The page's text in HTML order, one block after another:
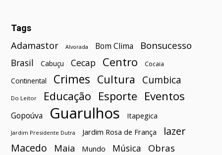
Tags
Adamastor Alvorada Bom Clima Bonsucesso
Brasil Cabuçu Cecap Centro Cocaia
Continental Crimes Cultura Cumbica
Do Leitor Educação Esporte Eventos
Gopoúva Guarulhos Itapegica
Jardim Presidente Dutra Jardim Rosa de França
lazer
Macedo
Maia Mundo Música Obras